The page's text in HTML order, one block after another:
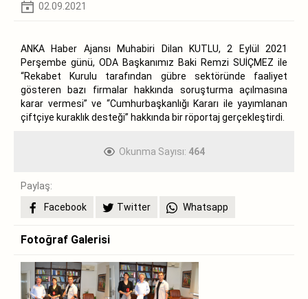
02.09.2021
ANKA Haber Ajansı Muhabiri Dilan KUTLU, 2 Eylül 2021
Perşembe günü, ODA Başkanımız Baki Remzi SUİÇMEZ ile
“Rekabet Kurulu tarafından gübre sektöründe faaliyet
gösteren bazı firmalar hakkında soruşturma açılmasına
karar vermesi” ve “Cumhurbaşkanlığı Kararı ile yayımlanan
çiftçiye kuraklık desteği” hakkında bir röportaj gerçekleştirdi.
Okunma Sayısı: 464
Paylaş:
Facebook
Twitter Whatsapp
Fotoğraf Galerisi